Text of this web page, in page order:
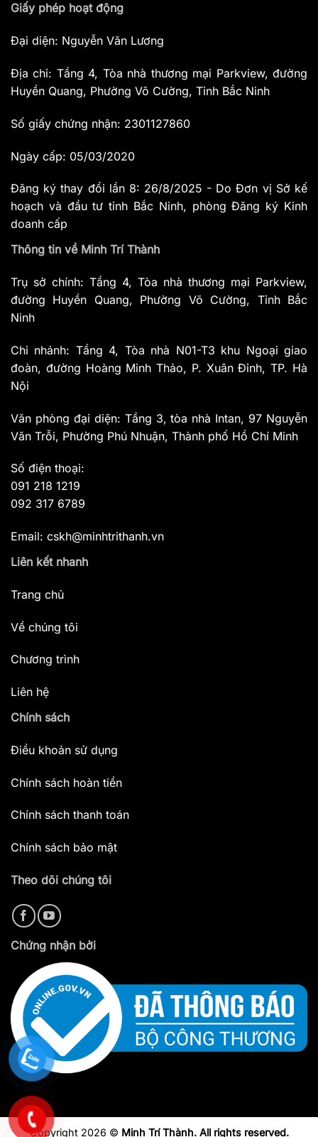
Giấy phép hoạt động
Đại diện: Nguyễn Văn Lương
Địa chỉ: Tầng 4, Tòa nhà thương mại Parkview, đường
Huyền Quang, Phường Võ Cường, Tỉnh Bắc Ninh
Số giấy chứng nhận: 2301127860
Ngày cấp: 05/03/2020
Đăng ký thay đổi lần 8: 26/8/2025 - Do Đơn vị Sở kế
hoạch và đầu tư tỉnh Bắc Ninh, phòng Đăng ký Kinh
doanh cấp
Thông tin về Minh Trí Thành
Trụ sở chính: Tầng 4, Tòa nhà thương mại Parkview,
đường Huyền Quang, Phường Võ Cường, Tỉnh Bắc
Ninh
Chi nhánh: Tầng 4, Tòa nhà N01-T3 khu Ngoại giao
đoàn, đường Hoàng Minh Thảo, P. Xuân Đỉnh, TP. Hà
Nội
Văn phòng đại diện: Tầng 3, tòa nhà Intan, 97 Nguyễn
Văn Trỗi, Phường Phú Nhuận, Thành phố Hồ Chí Minh
Số điện thoại:
091 218 1219
092 317 6789
Email: cskh@minhtrithanh.vn
Liên kết nhanh
Trang chủ
Về chúng tôi
Chương trình
Liên hệ
Chính sách
Điều khoản sử dụng
Chính sách hoàn tiền
Chính sách thanh toán
Chính sách bảo mật
Theo dõi chúng tôi
Chứng nhận bởi
Copyright 2026 © Minh Trí Thành. All rights reserved.